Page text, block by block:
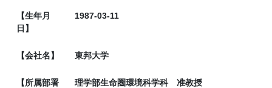
【生年月
日】
1987-03-11
【会社名】 東邦大学
【所属部署
理学部生命圏環境科学科 准教授